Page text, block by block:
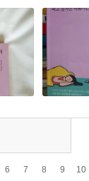
6 7 8 9 10